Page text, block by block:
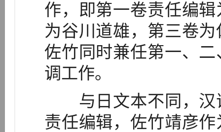
作，即第一卷责任编
为谷川道雄，第三卷
佐竹同时兼任第一、
调工作。
与日文本不同，汉
责任编辑，佐竹靖彦